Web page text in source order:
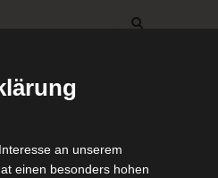
an unserem
einen besonders hohen